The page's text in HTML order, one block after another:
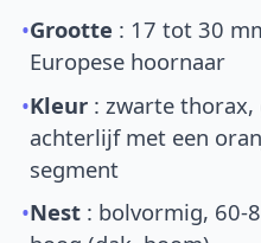
•Grootte : 17 tot 30
Europese hoornaar
•Kleur : zwarte
achterlijf met een
segment
•Nest : bolvormig, 60-